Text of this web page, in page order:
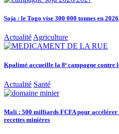
Soja : le Togo vise 300 000 tonnes en
Actualité Agriculture
Kpalimé accueille la 8ᵉ campagne contre
Actualité Santé
Mali : 500 milliards FCFA pour
recettes minières